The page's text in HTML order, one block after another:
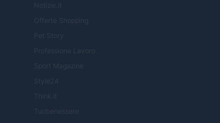
Notizie.it
Offerte Shopping
Pet Story
Professione Lavoro
Sport Magazine
Style24
Think.it
Tuobenessere